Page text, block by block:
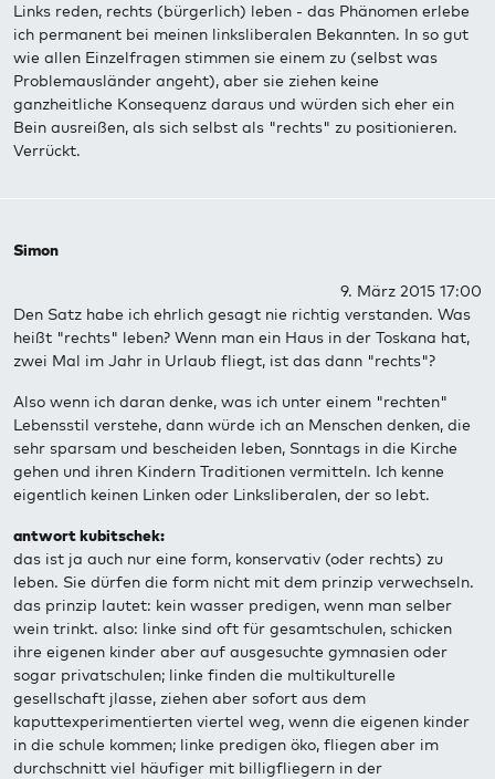
Links reden, rechts (bürgerlich) leben - das Phänomen erlebe
ich permanent bei meinen linksliberalen Bekannten. In so gut
wie allen Einzelfragen stimmen sie einem zu (selbst was
Problemausländer angeht), aber sie ziehen keine
ganzheitliche Konsequenz daraus und würden sich eher ein
Bein ausreißen, als sich selbst als "rechts" zu positionieren.
Verrückt.
Simon
9. März 2015 17:00
Den Satz habe ich ehrlich gesagt nie richtig verstanden. Was
heißt "rechts" leben? Wenn man ein Haus in der Toskana hat,
zwei Mal im Jahr in Urlaub fliegt, ist das dann "rechts"?
Also wenn ich daran denke, was ich unter einem "rechten"
Lebensstil verstehe, dann würde ich an Menschen denken, die
sehr sparsam und bescheiden leben, Sonntags in die Kirche
gehen und ihren Kindern Traditionen vermitteln. Ich kenne
eigentlich keinen Linken oder Linksliberalen, der so lebt.
antwort kubitschek:
das ist ja auch nur eine form, konservativ (oder rechts) zu
leben. Sie dürfen die form nicht mit dem prinzip verwechseln.
das prinzip lautet: kein wasser predigen, wenn man selber
wein trinkt. also: linke sind oft für gesamtschulen, schicken
ihre eigenen kinder aber auf ausgesuchte gymnasien oder
sogar privatschulen; linke finden die multikulturelle
gesellschaft jlasse, ziehen aber sofort aus dem
kaputtexperimentierten viertel weg, wenn die eigenen kinder
in die schule kommen; linke predigen öko, fliegen aber im
durchschnitt viel häufiger mit billigfliegern in der